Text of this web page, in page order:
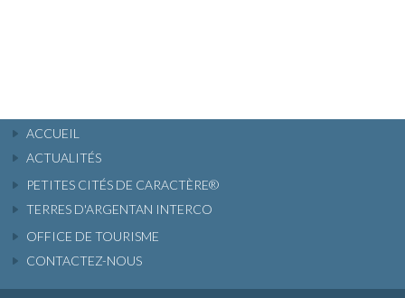
ACCUEIL
ACTUALITÉS
PETITES CITÉS DE CARACTÈRE®
TERRES D'ARGENTAN INTERCO
OFFICE DE TOURISME
CONTACTEZ-NOUS